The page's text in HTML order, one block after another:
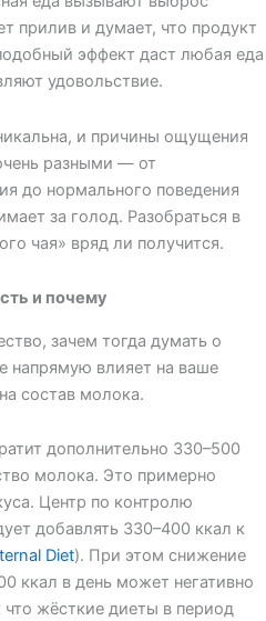
прилив и думает, что продукт
эффект даст любая еда
удовольствие.
и причины ощущения
разными — от
до нормального поведения
за голод. Разобраться в
чая» вряд ли получится.
и почему
зачем тогда думать о
напрямую влияет на ваше
состав молока.
дополнительно 330–500
молока. Это примерно
Центр по контролю
добавлять 330–400 ккал к
Diet). При этом снижение
ккал в день может негативно
что жёсткие диеты в период